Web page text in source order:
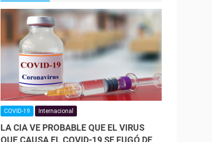
COVID-19 Internacional
LA CIA VE PROBABLE QUE EL VIRUS